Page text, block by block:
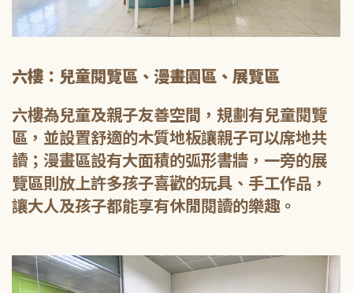
六樓：兒童閱覽區、漫畫園區、展覽區
六樓為兒童及親子友善空間，規劃有兒童閱覽
區，並設置舒適的木質地板讓親子可以席地共
讀；漫畫區設有大面積的弧形書牆，一旁的展
覽區則放上許多孩子喜歡的玩具、手工作品，
讓大人及孩子都能享有休閒閱讀的樂趣。